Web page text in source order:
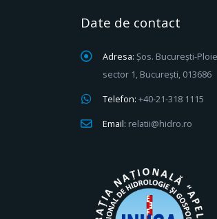
Date de contact
Adresa: Șos. București-
sector 1, București, 013686
Telefon: +40-21-318 1115
Email: relatii@hidro.ro